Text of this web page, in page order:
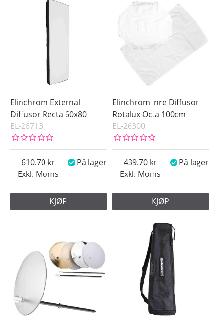
Elinchrom External
Diffusor Recta 60x80
EL-26713
Exkl. Moms
610.70 På lager
KJØP
Elinchrom Inre Diffusor
Rotalux Octa 100cm
EL-26300
Exkl. Moms
439.70 På lager
KJØP